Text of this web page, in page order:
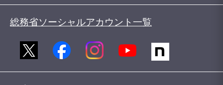
総務省ソーシャルアカウント一覧